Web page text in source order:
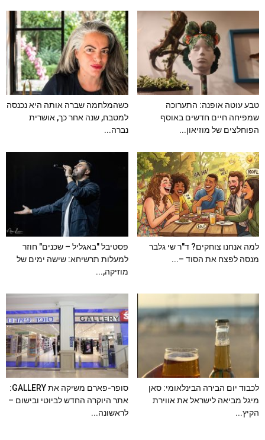
טבע עוטה אופנה: התערוכה
שמפיחה חיים חדשים באוסף
הפוחלצים של מוזיאון...
כשהמלחמה שברה אותה היא נכנסה
למטבח, שנה אחר כך, אושרית
נברה...
למה אנחנו צוחקים? ד"ר שי גלבר
מנסה לפצח את הסוד –...
פסטיבל "באגליל – שכנים" חוזר
למעלות תרשיחא: שישה ימים של
מוזיקה,...
לכבוד יום הבירה הבינלאומי: סאן
מיגל מביאה לישראל את אווירת
הקיץ...
סופר-פארם משיקה את GALLERY:
אתר היוקרה החדש לביוטי ובישום –
לראשונה...